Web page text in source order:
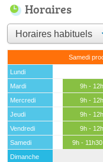
Horaires
Samedi
Lundi
Mardi
9h - 12h
Mercredi
9h - 12h
Jeudi
9h - 12h
Vendredi
9h - 12h
Samedi
9h - 11h30
Dimanche